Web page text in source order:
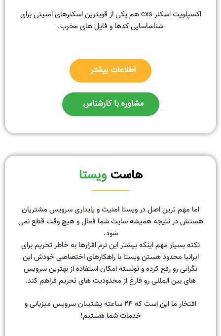
اکسپلویت اسکنر cxs هم یکی از قویترین اسکنرهای امنیتی برای
شناساسایی کدها و فایل های مخرب.
اطلاعات بیشتر
مشاوره با کارشناس
هاستویستا
اما مهم ترین اصل در ویستا امنیت و پایداری سرویس مشتریان
هستش در نتیجه همیشه سایت شما فعال و هیچ وقت قطع نمی
شود.
نکته بسیار مهم اینکه بیشتر این نرم افزارها به خاطر تحریم برای
ایرانیا محدود هستن ویستا با راهکارهای اختصاصی خودش این
نگرانی رو رفع کرده و تونسته امکان استفاده از بهترین سرویس
های بین المللی رو فارغ از محدودیت های تحریم فراهم کند.
افتخار ما این است که ۲۴ ساعته پشتیبان سرویس میزبانی و
خدمات شما هستیم!